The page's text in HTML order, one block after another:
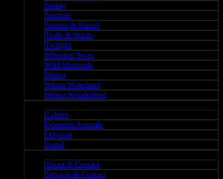
Spring
Summer
Sunrise & Sunset
Trolls & Spirits
Twilight
Whooper Swan
Wild Mammals
Winter
Winter Waterland
Winter Wonderland
Culture
Domestic Animals
Odyssee
Speed
About & Contact
Services & Contact